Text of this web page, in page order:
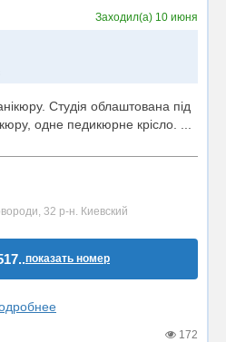
Заходил(а) 10 июня
Студія облаштована під
одне педикюрне крісло. ...
32 р-н. Киевский
показать номер
172